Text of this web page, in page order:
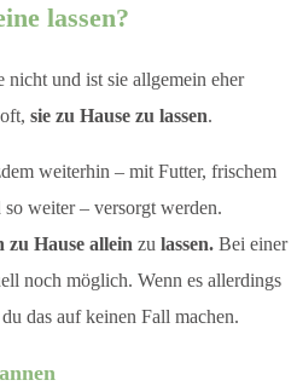
lassen?
und ist sie allgemein eher
oft, sie zu Hause zu lassen.
weiterhin – mit Futter, frischem
so weiter – versorgt werden.
zu Hause allein zu lassen. Bei einer
noch möglich. Wenn es allerdings
das auf keinen Fall machen.